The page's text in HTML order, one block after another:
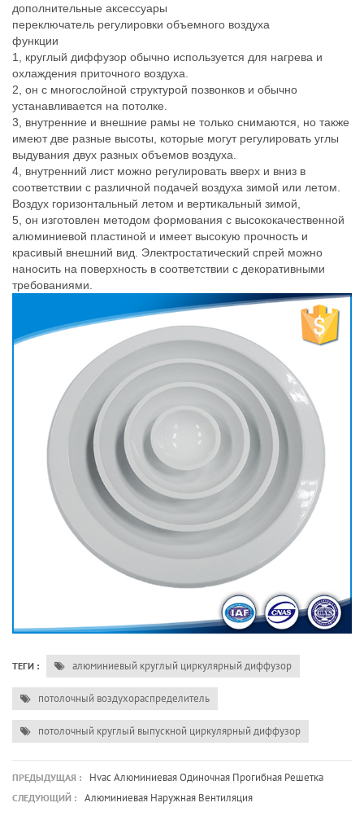
дополнительные аксессуары
переключатель регулировки объемного воздуха
функции
1, круглый диффузор обычно используется для нагрева и
охлаждения приточного воздуха.
2, он с многослойной структурой позвонков и обычно
устанавливается на потолке.
3, внутренние и внешние рамы не только снимаются, но также
имеют две разные высоты, которые могут регулировать углы
выдувания двух разных объемов воздуха.
4, внутренний лист можно регулировать вверх и вниз в
соответствии с различной подачей воздуха зимой или летом.
Воздух горизонтальный летом и вертикальный зимой,
5, он изготовлен методом формования с высококачественной
алюминиевой пластиной и имеет высокую прочность и
красивый внешний вид. Электростатический спрей можно
наносить на поверхность в соответствии с декоративными
требованиями.
ТЕГИ : алюминиевый круглый циркулярный диффузор
потолочный воздухораспределитель
потолочный круглый выпускной циркулярный диффузор
ПРЕДЫДУЩАЯ : Hvac Алюминиевая Одиночная Прогибная Решетка
СЛЕДУЮЩИЙ : Алюминиевая Наружная Вентиляция